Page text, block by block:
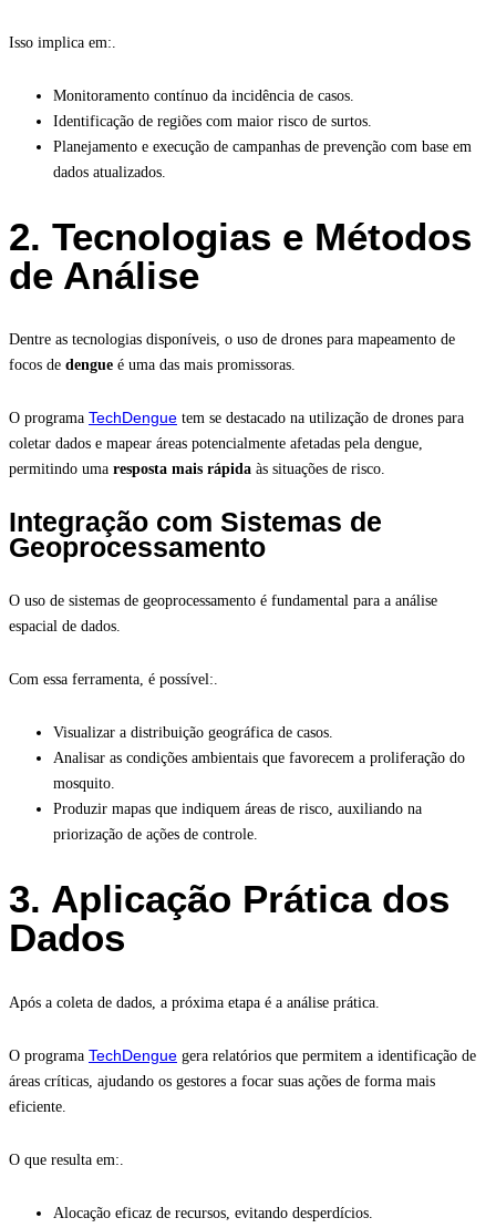
Isso implica em:.
Monitoramento contínuo da incidência de casos.
Identificação de regiões com maior risco de surtos.
Planejamento e execução de campanhas de prevenção com base em
dados atualizados.
2. Tecnologias e Métodos
de Análise
Dentre as tecnologias disponíveis, o uso de drones para mapeamento de
focos de dengue é uma das mais promissoras.
O programa TechDengue tem se destacado na utilização de drones para
coletar dados e mapear áreas potencialmente afetadas pela dengue,
permitindo uma resposta mais rápida às situações de risco.
Integração com Sistemas de
Geoprocessamento
O uso de sistemas de geoprocessamento é fundamental para a análise
espacial de dados.
Com essa ferramenta, é possível:.
Visualizar a distribuição geográfica de casos.
Analisar as condições ambientais que favorecem a proliferação do
mosquito.
Produzir mapas que indiquem áreas de risco, auxiliando na
priorização de ações de controle.
3. Aplicação Prática dos
Dados
Após a coleta de dados, a próxima etapa é a análise prática.
O programa TechDengue gera relatórios que permitem a identificação de
áreas críticas, ajudando os gestores a focar suas ações de forma mais
eficiente.
O que resulta em:.
Alocação eficaz de recursos, evitando desperdícios.